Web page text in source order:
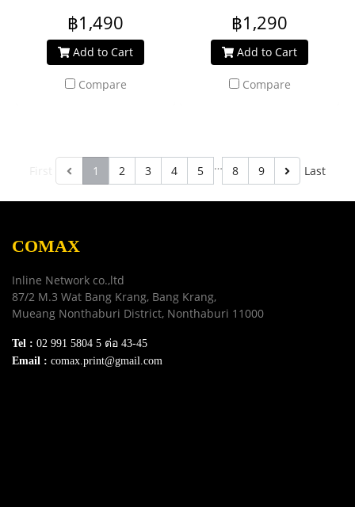
฿1,490
Add to Cart
Compare
฿1,290
Add to Cart
Compare
1 2 3 4 5 … 8 9 Last
COMAX
Inline Network co.,ltd
87/2 M.3 Wat Bang Krang, Bang Krang,
Mueang Nonthaburi District, Nonthaburi 11000
Tel : 02 991 5804 5 ต่อ 43-45
Email : comax.print@gmail.com